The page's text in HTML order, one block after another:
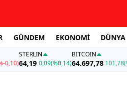
GÜNDEM EKONOMİ DÜNYA
0,10)
STERLIN
64,19 0,09(%0,14)
BITCOIN
64.697,78 101,78